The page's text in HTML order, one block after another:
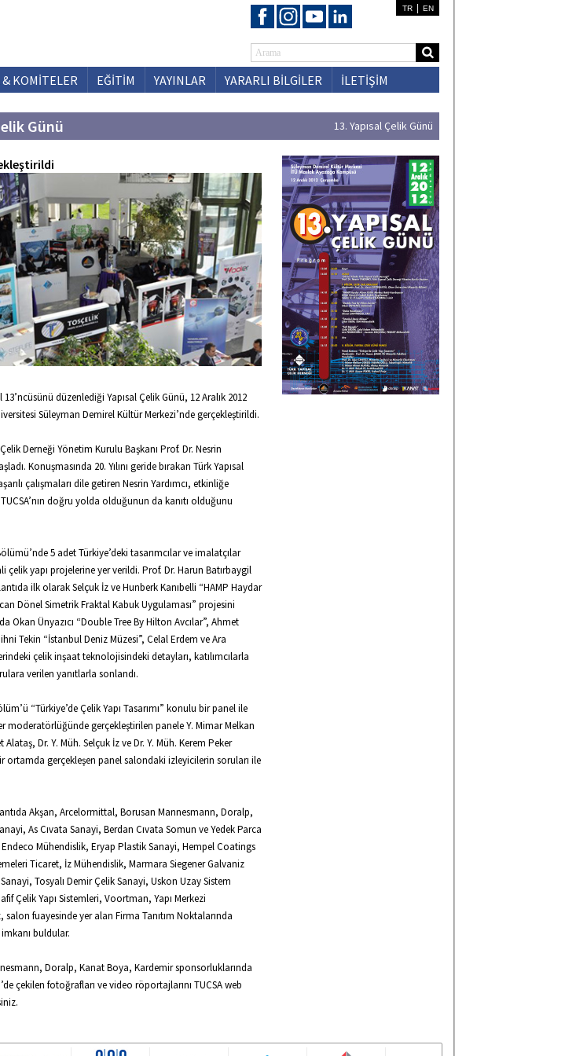
TR EN
& KOMİTELER EĞİTİM YAYINLAR YARARLI BİLGİLER İLETİŞİM
Günü 13. Yapısal Çelik Günü
13’ncüsünü düzenlediği Yapısal Çelik Günü, 12 Aralık 2012
Süleyman Demirel Kültür Merkezi’nde gerçekleştirildi.
Derneği Yönetim Kurulu Başkanı Prof. Dr. Nesrin
Konuşmasında 20. Yılını geride bırakan Türk Yapısal
çalışmaları dile getiren Nesrin Yardımcı, etkinliğe
doğru yolda olduğunun da kanıtı olduğunu
5 adet Türkiye’deki tasarımcılar ve imalatçılar
çelik yapı projelerine yer verildi. Prof. Dr. Harun Batırbaygil
ilk olarak Selçuk İz ve Hunberk Kanıbelli “HAMP Haydar
Dönel Simetrik Fraktal Kabuk Uygulaması” projesini
Okan Ünyazıcı “Double Tree By Hilton Avcılar”, Ahmet
Tekin “İstanbul Deniz Müzesi”, Celal Erdem ve Ara
çelik inşaat teknolojisindeki detayları, katılımcılarla
verilen yanıtlarla sonlandı.
“Türkiye’de Çelik Yapı Tasarımı” konulu bir panel ile
moderatörlüğünde gerçekleştirilen panele Y. Mimar Melkan
Dr. Y. Müh. Selçuk İz ve Dr. Y. Müh. Kerem Peker
ortamda gerçekleşen panel salondaki izleyicilerin soruları ile
Akşan, Arcelormittal, Borusan Mannesmann, Doralp,
As Cıvata Sanayi, Berdan Cıvata Somun ve Yedek Parca
Mühendislik, Eryap Plastik Sanayi, Hempel Coatings
Ticaret, İz Mühendislik, Marmara Siegener Galvaniz
Tosyalı Demir Çelik Sanayi, Uskon Uzay Sistem
Çelik Yapı Sistemleri, Voortman, Yapı Merkezi
fuayesinde yer alan Firma Tanıtım Noktalarında
buldular.
Doralp, Kanat Boya, Kardemir sponsorluklarında
çekilen fotoğrafları ve video röportajlarını TUCSA web